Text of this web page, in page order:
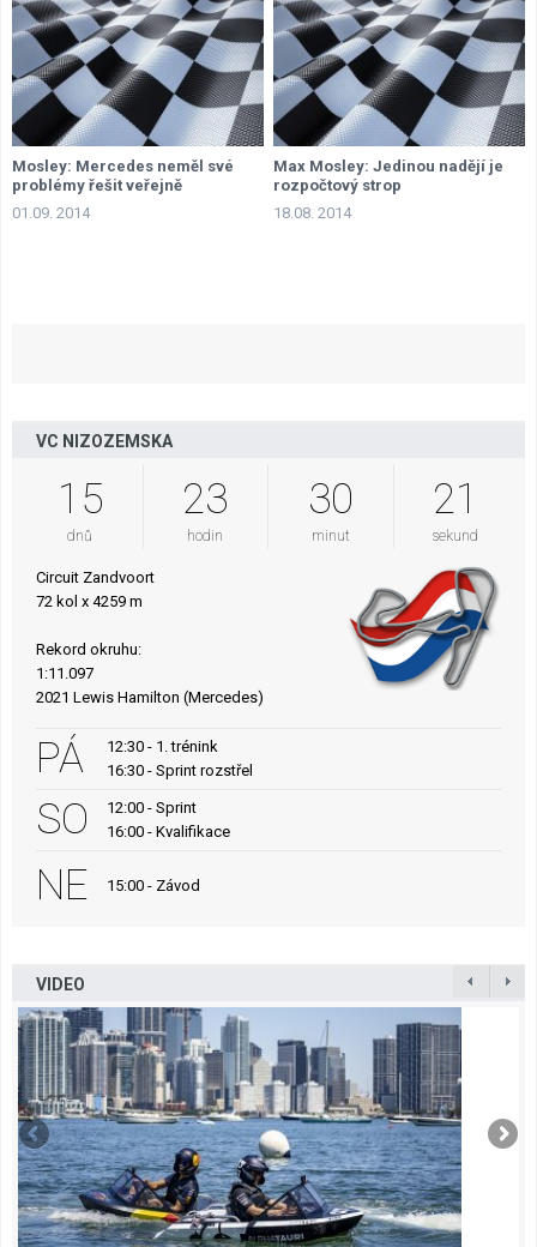
Mosley: Mercedes neměl své
problémy řešit veřejně
01.09. 2014
Max Mosley: Jedinou nadějí je
rozpočtový strop
18.08. 2014
VC NIZOZEMSKA
15
dnů
23
hodin
30
minut
20
sekund
Circuit Zandvoort
72 kol x 4259 m
Rekord okruhu:
1:11.097
2021 Lewis Hamilton (Mercedes)
PÁ
12:30 - 1. trénink
16:30 - Sprint rozstřel
SO
12:00 - Sprint
16:00 - Kvalifikace
NE 15:00 - Závod
VIDEO